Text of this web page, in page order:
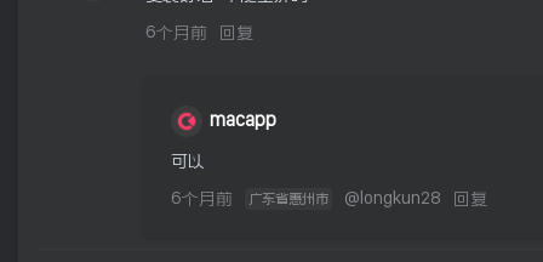
6个月前 回复
macapp
可以
6个月前 广东省惠州市 @ longkun28 回复